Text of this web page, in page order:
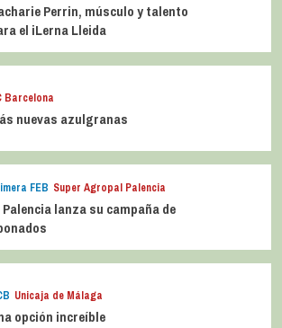
Perrin, músculo y talento
el iLerna Lleida
Barcelona
nuevas azulgranas
FEB Super Agropal Palencia
Palencia lanza su campaña de
Unicaja de Málaga
opción increíble